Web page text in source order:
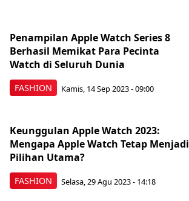
FASHION
Penampilan Apple Watch Series 8
Berhasil Memikat Para Pecinta
Watch di Seluruh Dunia
Kamis, 14 Sep 2023 - 09:00
FASHION
Keunggulan Apple Watch 2023:
Mengapa Apple Watch Tetap Menjadi
Pilihan Utama?
Selasa, 29 Agu 2023 - 14:18